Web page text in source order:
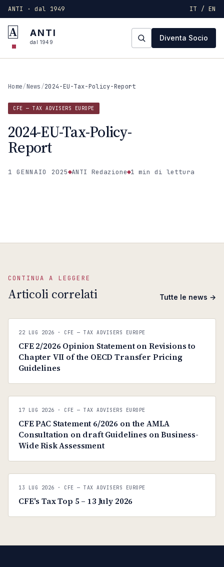
ANTI · dal 1949 IT / EN
A ANTI
dal 1949 Diventa Socio
Home/News/2024-EU-Tax-Policy-Report
CFE — TAX ADVISERS EUROPE
2024-EU-Tax-Policy-
Report
1 GENNAIO 2025 ANTI Redazione 1 min di lettura
CONTINUA A LEGGERE
Articoli correlati Tutte le news →
C
CFE — TAX ADVISERS EUROPE
22 LUG 2026 · CFE — TAX ADVISERS EUROPE
CFE 2/2026 Opinion Statement on Revisions to
Chapter VII of the OECD Transfer Pricing
Guidelines
C
CFE — TAX ADVISERS EUROPE
17 LUG 2026 · CFE — TAX ADVISERS EUROPE
CFE PAC Statement 6/2026 on the AMLA
Consultation on draft Guidelines on Business-
Wide Risk Assessment
C
CFE — TAX ADVISERS EUROPE
13 LUG 2026 · CFE — TAX ADVISERS EUROPE
CFE's Tax Top 5 – 13 July 2026